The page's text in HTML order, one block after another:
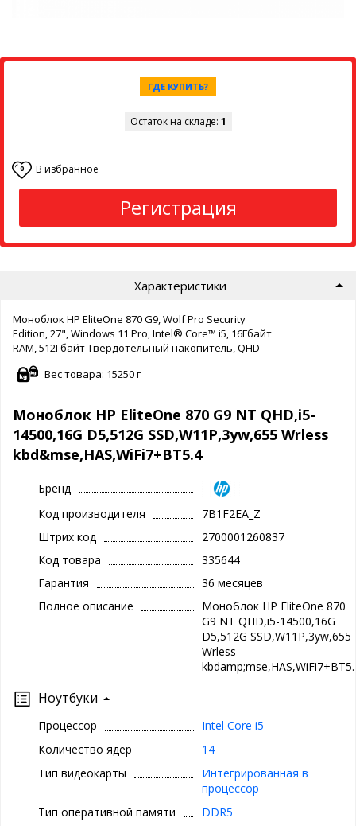
ГДЕ КУПИТЬ?
Остаток на складе: 1
0 В избранное
Регистрация
Характеристики
Моноблок HP EliteOne 870 G9, Wolf Pro Security
Edition, 27", Windows 11 Pro, Intel® Core™ i5, 16Гбайт
RAM, 512Гбайт Твердотельный накопитель, QHD
Вес товара: 15250 г
Моноблок HP EliteOne 870 G9 NT QHD,i5-
14500,16G D5,512G SSD,W11P,3yw,655 Wrless
kbd&mse,HAS,WiFi7+BT5.4
Бренд
Код производителя
7B1F2EA_Z
Штрих код
2700001260837
Код товара
335644
Гарантия
36 месяцев
Полное описание
Моноблок HP EliteOne 870
G9 NT QHD,i5-14500,16G
D5,512G SSD,W11P,3yw,655
Wrless
Ноутбуки
Процессор
Intel Core i5
Количество ядер
14
Тип видеокарты
Интегрированная в
процессор
Тип оперативной памяти
DDR5